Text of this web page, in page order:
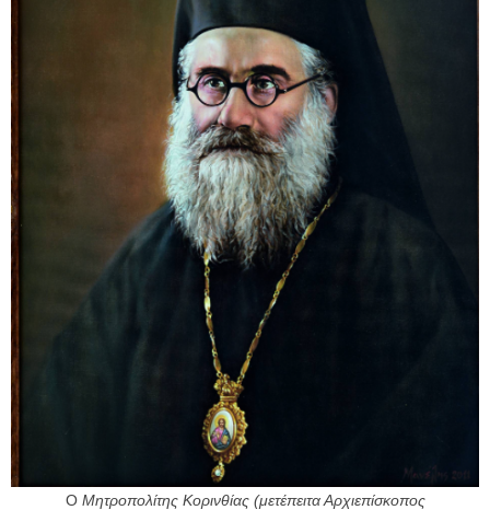
Ο Μητροπολίτης Κορινθίας (μετέπειτα Αρχιεπίσκοπος